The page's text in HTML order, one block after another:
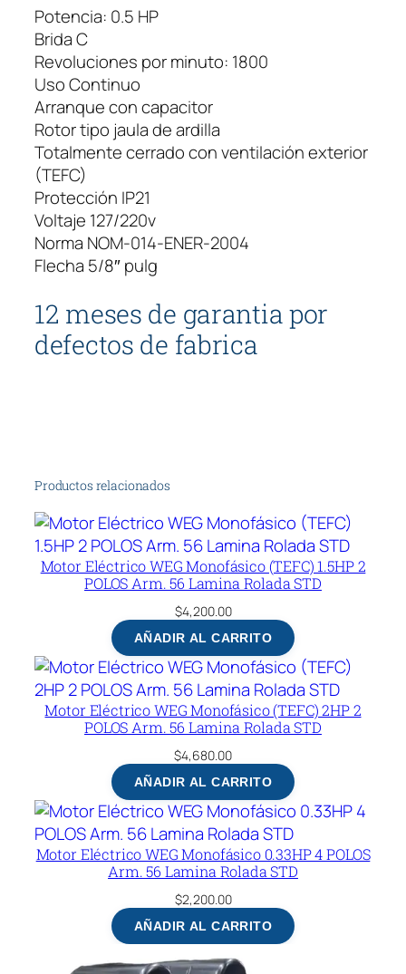
Potencia: 0.5 HP
Brida C
Revoluciones por minuto: 1800
Uso Continuo
Arranque con capacitor
Rotor tipo jaula de ardilla
Totalmente cerrado con ventilación exterior
(TEFC)
Protección IP21
Voltaje 127/220v
Norma NOM-014-ENER-2004
Flecha 5/8″ pulg
12 meses de garantia por
defectos de fabrica
Productos relacionados
Motor Eléctrico WEG Monofásico (TEFC) 1.5HP 2
POLOS Arm. 56 Lamina Rolada STD
$4,200.00
AÑADIR AL CARRITO
Motor Eléctrico WEG Monofásico (TEFC) 2HP 2
POLOS Arm. 56 Lamina Rolada STD
$4,680.00
AÑADIR AL CARRITO
Motor Eléctrico WEG Monofásico 0.33HP 4 POLOS
Arm. 56 Lamina Rolada STD
$2,200.00
AÑADIR AL CARRITO